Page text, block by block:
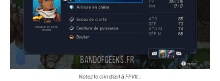
Notez le clin d’œil à FFVII…